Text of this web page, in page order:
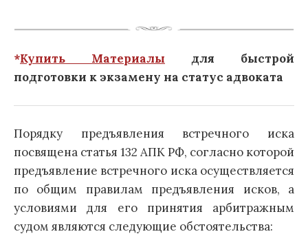
*Купить Материалы для быстрой
подготовки к экзамену на статус адвоката
Порядку предъявления встречного иска
посвящена статья 132 АПК РФ, согласно которой
предъявление встречного иска осуществляется
по общим правилам предъявления исков, а
условиями для его принятия арбитражным
судом являются следующие обстоятельства: